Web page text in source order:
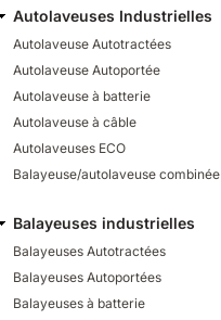
Autolaveuses Industrielles
Autolaveuse Autotractées
Autolaveuse Autoportée
Autolaveuse à batterie
Autolaveuse à câble
Autolaveuses ECO
Balayeuse/autolaveuse combinée
Balayeuses industrielles
Balayeuses Autotractées
Balayeuses Autoportées
Balayeuses à batterie